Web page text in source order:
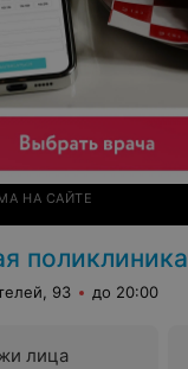
НА САЙТЕ
поликлиника
93 до 20:00
лица